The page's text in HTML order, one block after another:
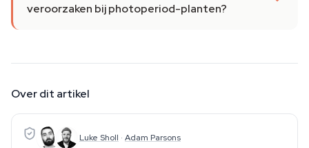
veroorzaken bij photoperiod-planten?
Over dit artikel
Luke Sholl · Adam Parsons